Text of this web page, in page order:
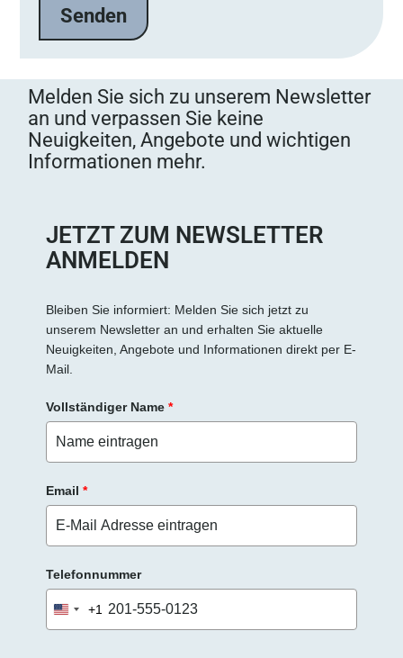
Melden Sie sich zu unserem Newsletter
an und verpassen Sie keine
Neuigkeiten, Angebote und wichtigen
Informationen mehr.
JETZT ZUM NEWSLETTER
ANMELDEN
Bleiben Sie informiert: Melden Sie sich jetzt zu
unserem Newsletter an und erhalten Sie aktuelle
Neuigkeiten, Angebote und Informationen direkt per E-
Mail.
Vollständiger Name *
Email *
Telefonnummer
United
States
+1